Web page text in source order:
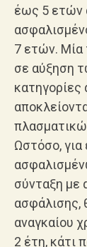
έως 5 ετών
7 ετών. Μία
σε αύξηση
Ωστόσο, για
σύνταξη με
ασφάλισης,
αναγκαίου
2 έτη, κάτι